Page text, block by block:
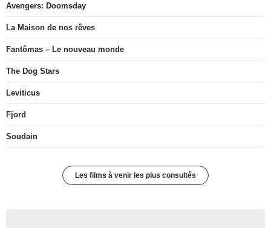
Avengers: Doomsday
La Maison de nos rêves
Fantômas – Le nouveau monde
The Dog Stars
Leviticus
Fjord
Soudain
Les films à venir les plus consultés